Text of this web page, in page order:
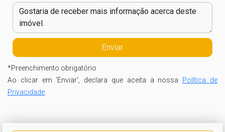
*Preenchimento obrigatório
Ao clicar em 'Enviar', declara que aceita a nossa Política de
Privacidade